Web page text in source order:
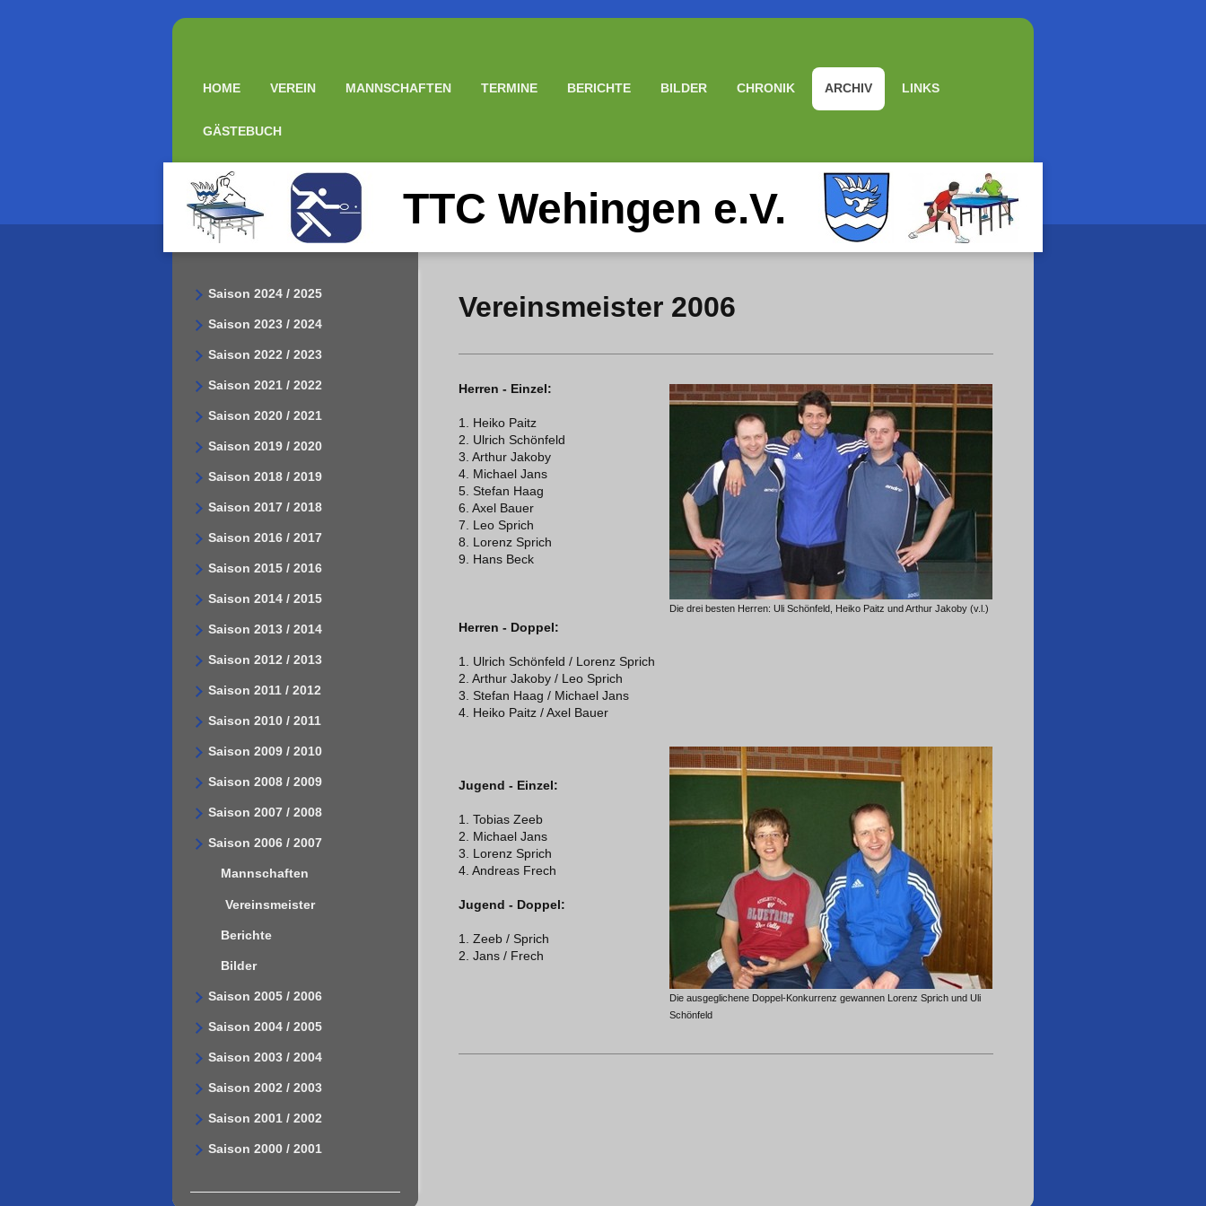
HOME VEREIN MANNSCHAFTEN TERMINE BERICHTE BILDER CHRONIK ARCHIV LINKS
GÄSTEBUCH
TTC Wehingen e.V.
Vereinsmeister 2006
Die drei besten Herren: Uli Schönfeld, Heiko Paitz und Arthur Jakoby (v.l.)
Herren - Einzel:
1. Heiko Paitz
2. Ulrich Schönfeld
3. Arthur Jakoby
4. Michael Jans
5. Stefan Haag
6. Axel Bauer
7. Leo Sprich
8. Lorenz Sprich
9. Hans Beck
Herren - Doppel:
1. Ulrich Schönfeld / Lorenz Sprich
2. Arthur Jakoby / Leo Sprich
3. Stefan Haag / Michael Jans
4. Heiko Paitz / Axel Bauer
Die ausgeglichene Doppel-Konkurrenz gewannen Lorenz Sprich und Uli
Schönfeld
Jugend - Einzel:
1. Tobias Zeeb
2. Michael Jans
3. Lorenz Sprich
4. Andreas Frech
Jugend - Doppel:
1. Zeeb / Sprich
2. Jans / Frech
Saison 2024 / 2025
Saison 2023 / 2024
Saison 2022 / 2023
Saison 2021 / 2022
Saison 2020 / 2021
Saison 2019 / 2020
Saison 2018 / 2019
Saison 2017 / 2018
Saison 2016 / 2017
Saison 2015 / 2016
Saison 2014 / 2015
Saison 2013 / 2014
Saison 2012 / 2013
Saison 2011 / 2012
Saison 2010 / 2011
Saison 2009 / 2010
Saison 2008 / 2009
Saison 2007 / 2008
Saison 2006 / 2007
Mannschaften
Vereinsmeister
Berichte
Bilder
Saison 2005 / 2006
Saison 2004 / 2005
Saison 2003 / 2004
Saison 2002 / 2003
Saison 2001 / 2002
Saison 2000 / 2001